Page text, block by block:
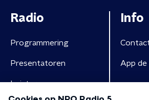
Radio
Programmering
Presentatoren
Luisteren
Info
App